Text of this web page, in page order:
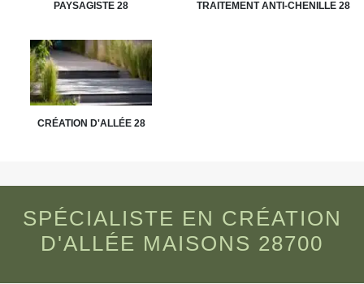
PAYSAGISTE 28 TRAITEMENT ANTI-CHENILLE 28
CRÉATION D'ALLÉE 28
SPÉCIALISTE EN CRÉATION
D'ALLÉE MAISONS 28700